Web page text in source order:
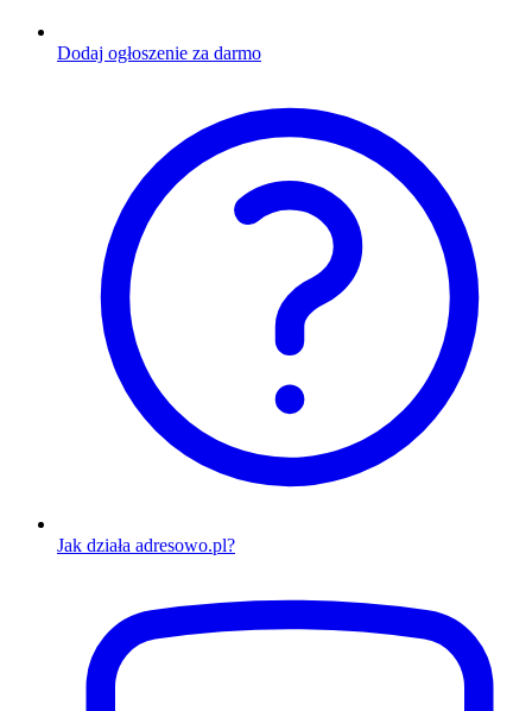
Dodaj ogłoszenie za darmo
Jak działa adresowo.pl?